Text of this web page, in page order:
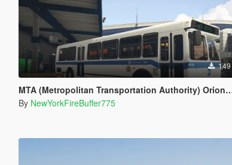
149
MTA (Metropolitan Transportation Authority) Orion V Livery Pack
By NewYorkFireBuffer775